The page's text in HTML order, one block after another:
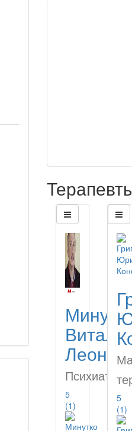
Психиатр
5
(1)
5
(1)